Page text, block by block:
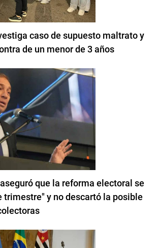
caso de supuesto maltrato y
de un menor de 3 años
que la reforma electoral se
trimestre" y no descartó la posible